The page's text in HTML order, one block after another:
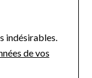
indésirables.
de vos